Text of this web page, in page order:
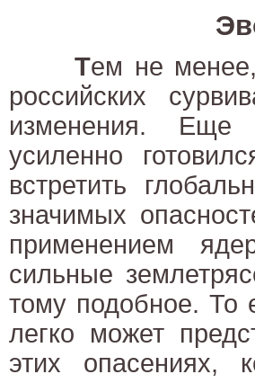
Тем не
российских
изменения. Еще
усиленно
встретить
значимых
применением
сильные
тому подобное. То
легко может
этих опасениях,